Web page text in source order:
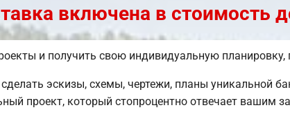
включена в стоимость
и получить свою индивидуальную
эскизы, схемы, чертежи, планы уникальной
проект, который стопроцентно отвечает вашим